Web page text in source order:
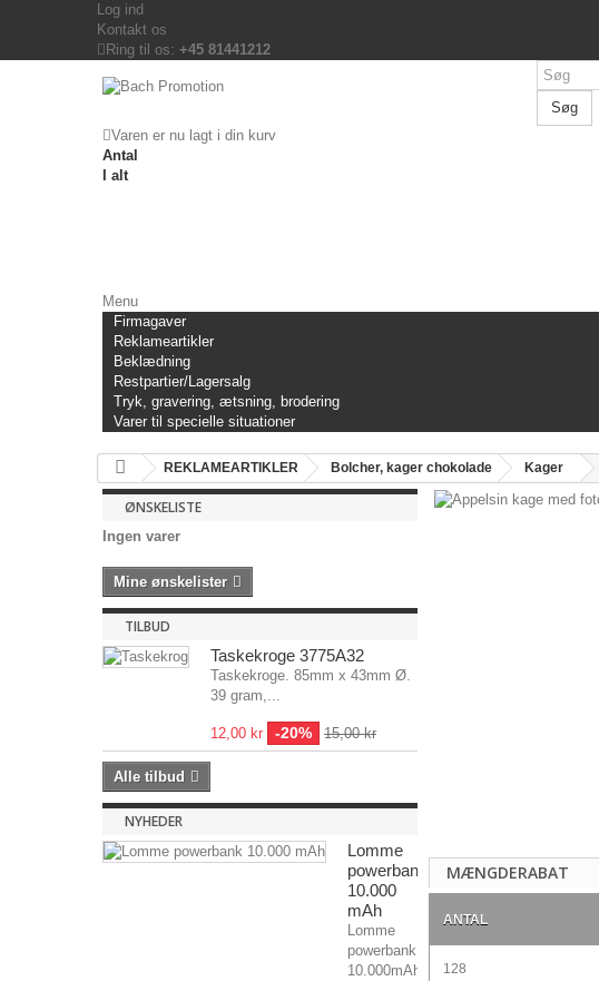
Log ind
Kontakt os
Ring til os: +45 81441212
Søg
Varen er nu lagt i din kurv
Antal
I alt
Menu
Firmagaver
Reklameartikler
Beklædning
Restpartier/Lagersalg
Tryk, gravering, ætsning, brodering
Varer til specielle situationer
REKLAMEARTIKLER Bolcher, kager chokolade Kager
ØNSKELISTE
Ingen varer
Mine ønskelister
TILBUD
Taskekroge 3775A32
Taskekroge. 85mm x 43mm Ø.
39 gram,...
12,00 kr -20% 15,00 kr
Alle tilbud
NYHEDER
Lomme
powerbank
10.000
mAh
Lomme
powerbank
10.000mAh
MÆNGDERABAT
ANTAL
128